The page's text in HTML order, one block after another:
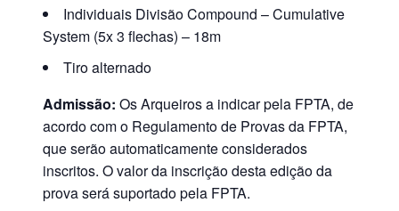
Individuais Divisão Compound – Cumulative
System (5x 3 flechas) – 18m
Tiro alternado
Admissão: Os Arqueiros a indicar pela FPTA, de
acordo com o Regulamento de Provas da FPTA,
que serão automaticamente considerados
inscritos. O valor da inscrição desta edição da
prova será suportado pela FPTA.